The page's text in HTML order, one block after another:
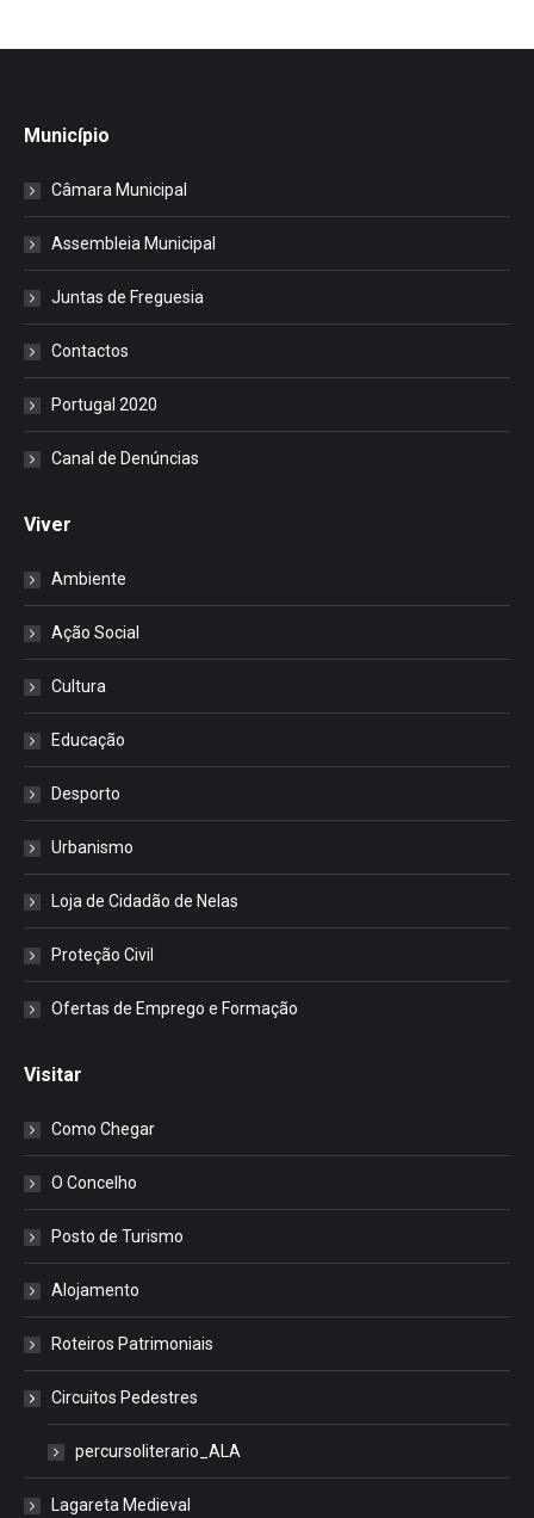
Município
Câmara Municipal
Assembleia Municipal
Juntas de Freguesia
Contactos
Portugal 2020
Canal de Denúncias
Viver
Ambiente
Ação Social
Cultura
Educação
Desporto
Urbanismo
Loja de Cidadão de Nelas
Proteção Civil
Ofertas de Emprego e Formação
Visitar
Como Chegar
O Concelho
Posto de Turismo
Alojamento
Roteiros Patrimoniais
Circuitos Pedestres
percursoliterario_ALA
Lagareta Medieval